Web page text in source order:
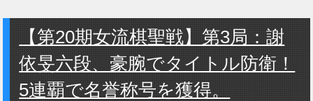
【第20期女流棋聖戦】第3局：謝
依旻六段、豪腕でタイトル防衛！
5連覇で名誉称号を獲得。